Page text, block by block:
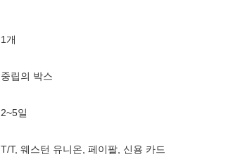
1개
중립의 박스
2~5일
T/T, 웨스턴 유니온, 페이팔, 신용 카드